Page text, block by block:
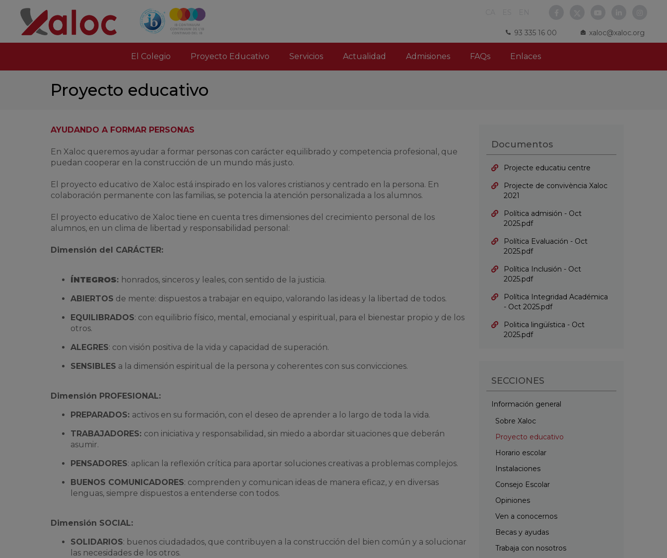
93 335 16 00 xaloc@xaloc.org
El Colegio Proyecto Educativo Servicios Actualidad Admisiones FAQs Enlaces
Proyecto educativo
AYUDANDO A FORMAR PERSONAS
En Xaloc queremos ayudar a formar personas con carácter equilibrado y competencia profesional, que
puedan cooperar en la construcción de un mundo más justo.
El proyecto educativo de Xaloc está inspirado en los valores cristianos y centrado en la persona. En
colaboración permanente con las familias, se potencia la atención personalizada a los alumnos.
El proyecto educativo de Xaloc tiene en cuenta tres dimensiones del crecimiento personal de los
alumnos, en un clima de libertad y responsabilidad personal:
Dimensión del CARÁCTER:
ÍNTEGROS: honrados, sinceros y leales, con sentido de la justicia.
ABIERTOS de mente: dispuestos a trabajar en equipo, valorando las ideas y la libertad de todos.
EQUILIBRADOS: con equilibrio físico, mental, emocianal y espiritual, para el bienestar propio y de los
otros.
ALEGRES: con visión positiva de la vida y capacidad de superación.
SENSIBLES a la dimensión espiritual de la persona y coherentes con sus convicciones.
Dimensión PROFESIONAL:
PREPARADOS: activos en su formación, con el deseo de aprender a lo largo de toda la vida.
TRABAJADORES: con iniciativa y responsabilidad, sin miedo a abordar situaciones que deberán
asumir.
PENSADORES: aplican la reflexión crítica para aportar soluciones creativas a problemas complejos.
BUENOS COMUNICADORES: comprenden y comunican ideas de manera eficaz, y en diversas
lenguas, siempre dispuestos a entenderse con todos.
Dimensión SOCIAL:
SOLIDARIOS: buenos ciudadados, que contribuyen a la construcción del bien común y a solucionar
las necesidades de los otros.
Documentos
Projecte educatiu centre
Projecte de convivència Xaloc
2021
Política admisión - Oct
2025.pdf
Política Evaluación - Oct
2025.pdf
Política Inclusión - Oct
2025.pdf
Política Integridad Académica
- Oct 2025.pdf
Politica lingüística - Oct
2025.pdf
SECCIONES
Información general
Sobre Xaloc
Proyecto educativo
Horario escolar
Instalaciones
Consejo Escolar
Opiniones
Ven a conocernos
Becas y ayudas
Trabaja con nosotros